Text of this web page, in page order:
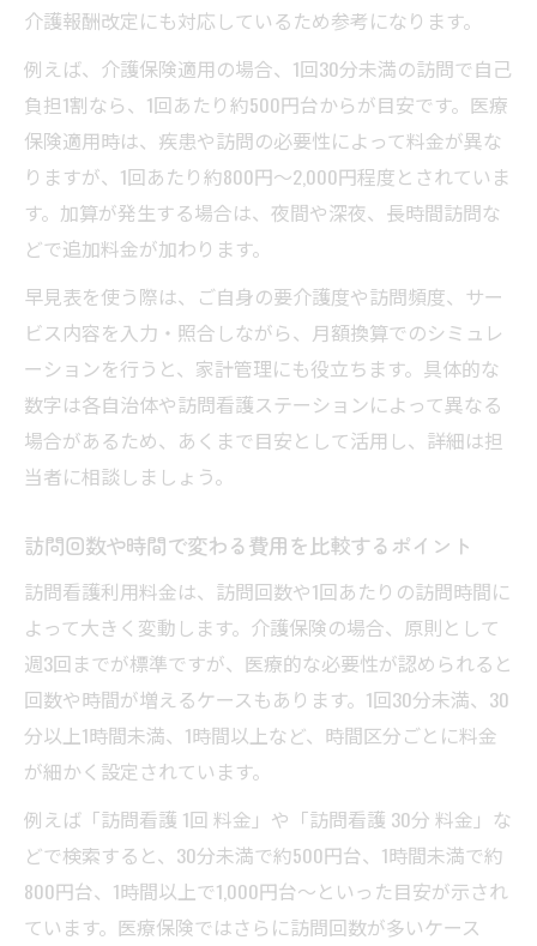
介護報酬改定にも対応しているため参考になります。
例えば、介護保険適用の場合、1回30分未満の訪問で自己
負担1割なら、1回あたり約500円台からが目安です。医療
保険適用時は、疾患や訪問の必要性によって料金が異な
りますが、1回あたり約800円〜2,000円程度とされていま
す。加算が発生する場合は、夜間や深夜、長時間訪問な
どで追加料金が加わります。
早見表を使う際は、ご自身の要介護度や訪問頻度、サー
ビス内容を入力・照合しながら、月額換算でのシミュレ
ーションを行うと、家計管理にも役立ちます。具体的な
数字は各自治体や訪問看護ステーションによって異なる
場合があるため、あくまで目安として活用し、詳細は担
当者に相談しましょう。
訪問回数や時間で変わる費用を比較するポイント
訪問看護利用料金は、訪問回数や1回あたりの訪問時間に
よって大きく変動します。介護保険の場合、原則として
週3回までが標準ですが、医療的な必要性が認められると
回数や時間が増えるケースもあります。1回30分未満、30
分以上1時間未満、1時間以上など、時間区分ごとに料金
が細かく設定されています。
例えば「訪問看護 1回 料金」や「訪問看護 30分 料金」な
どで検索すると、30分未満で約500円台、1時間未満で約
800円台、1時間以上で1,000円台〜といった目安が示され
ています。医療保険ではさらに訪問回数が多いケース